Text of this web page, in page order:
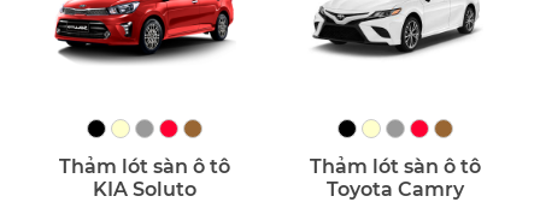
Thảm lót sàn ô tô
KIA Soluto
Thảm lót sàn ô tô
Toyota Camry